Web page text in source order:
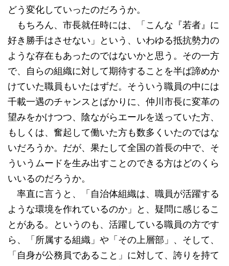
どう変化していったのだろうか。
もちろん、市長就任時には、「こんな『若者』に
好き勝手はさせない」という、いわゆる抵抗勢力の
ような存在もあったのではないかと思う。その一方
で、自らの組織に対して期待することを半ば諦めか
けていた職員もいたはずだ。そういう職員の中には
千載一遇のチャンスとばかりに、仲川市長に変革の
望みをかけつつ、陰ながらエールを送っていた方、
もしくは、奮起して働いた方も数多くいたのではな
いだろうか。だが、果たして全国の首長の中で、そ
ういうムードを生み出すことのできる方はどのくら
いいるのだろうか。
率直に言うと、「自治体組織は、職員が活躍する
ような環境を作れているのか」と、疑問に感じるこ
とがある。というのも、活躍している職員の方です
ら、「所属する組織」や「その上層部」、そして、
「自身が公務員であること」に対して、誇りを持て